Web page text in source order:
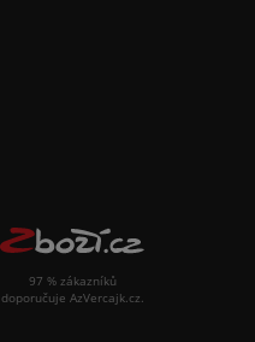
97 % zákazníků
doporučuje AzVercajk.cz.